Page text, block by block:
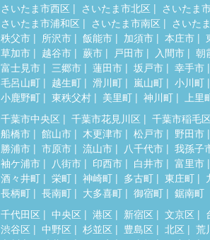
さいたま市西区 さいたま市北区 さいたま
さいたま市浦和区
さいたま市南区 さいた
秩父市
所沢市 飯能市 加須市 本庄市
草加市
越谷市 蕨市 戸田市 入間市 朝
富士見市
三郷市 蓮田市 坂戸市 幸手市
毛呂山町
越生町 滑川町 嵐山町 小川町
小鹿野町
東秩父村 美里町 神川町 上里
千葉市中央区 千葉市花見川区 千葉市稲毛区
船橋市
館山市 木更津市 松戸市 野田市
勝浦市
市原市 流山市 八千代市 我孫子
袖ケ浦市
八街市 印西市 白井市 富里市
酒々井町
栄町 神崎町 多古町 東庄町
長柄町
長南町 大多喜町 御宿町
鋸南町
千代田区
中央区 港区 新宿区 文京区
渋谷区
中野区 杉並区 豊島区 北区 荒